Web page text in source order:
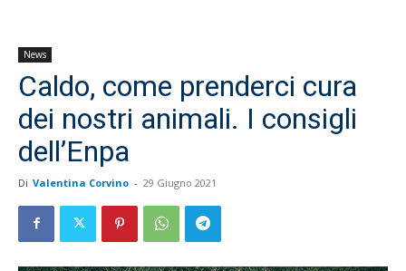
News
Caldo, come prenderci cura
dei nostri animali. I consigli
dell’Enpa
Di Valentina Corvino - 29 Giugno 2021